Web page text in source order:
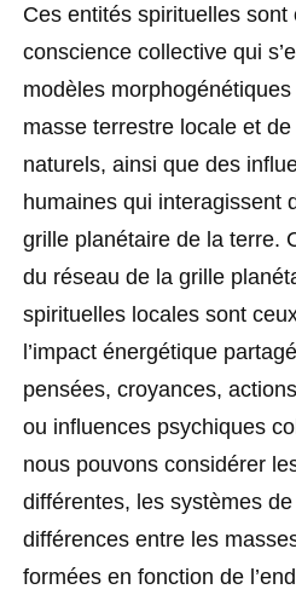
Ces entités spirituelles sont
conscience collective qui
modèles
masse terrestre locale et
naturels, ainsi que des
humaines qui interagissent
grille planétaire de la terre.
du réseau de la grille
spirituelles locales sont
l’impact énergétique
pensées, croyances,
ou influences psychiques
nous pouvons considérer
différentes, les systèmes
différences entre les
formées en fonction de